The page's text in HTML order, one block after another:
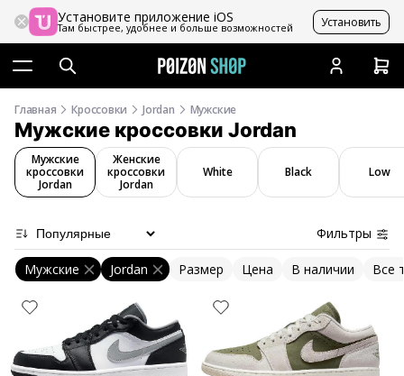
Установите приложение iOS
Там быстрее, удобнее и больше возможностей Установить
Главная Кроссовки Jordan Мужские
Мужские кроссовки Jordan
Мужские
кроссовки
Jordan
Женские
кроссовки
Jordan
White Black Low
Фильтры
Размер Цена
Мужские Jordan В наличии Все